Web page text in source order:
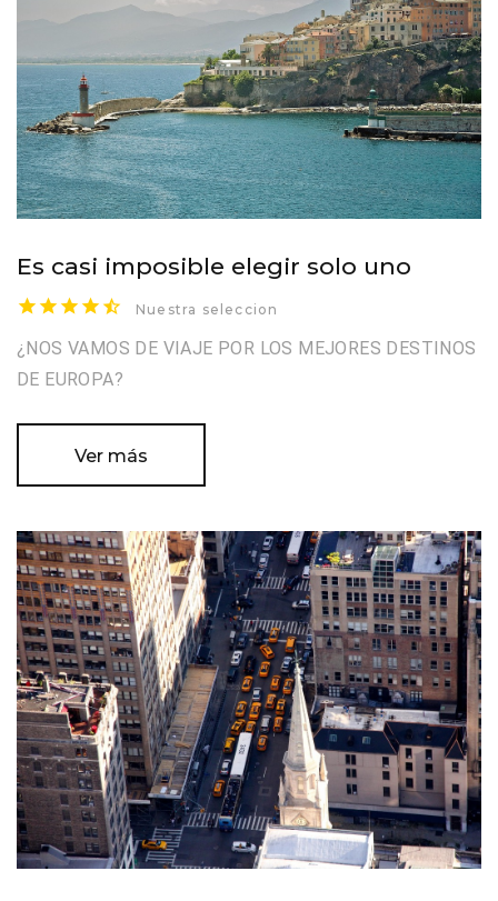
Es casi imposible elegir solo uno
Nuestra seleccion
¿NOS VAMOS DE VIAJE POR LOS MEJORES DESTINOS
DE EUROPA?
Ver más